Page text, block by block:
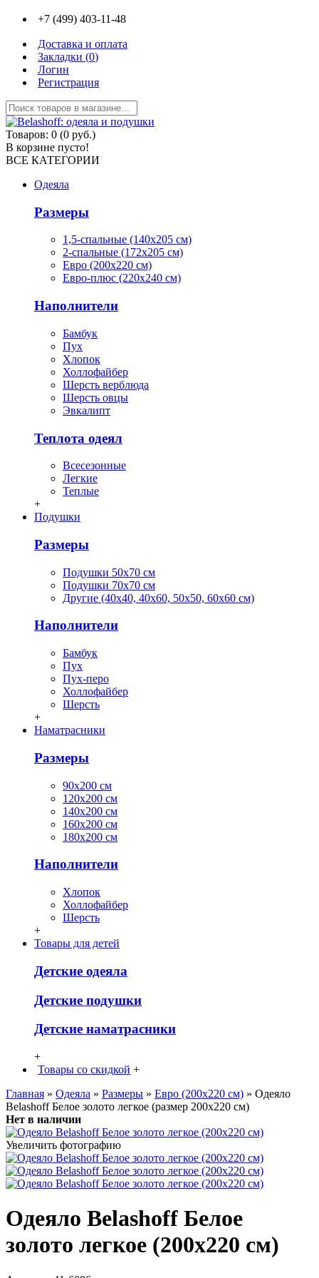
+7 (499) 403-11-48
Доставка и оплата
Закладки (0)
Логин
Регистрация
Товаров: 0 (0 руб.)
В корзине пусто!
ВСЕ КАТЕГОРИИ
Одеяла
Размеры
1,5-спальные (140х205 см)
2-спальные (172х205 см)
Евро (200х220 см)
Евро-плюс (220х240 см)
Наполнители
Бамбук
Пух
Хлопок
Холлофайбер
Шерсть верблюда
Шерсть овцы
Эвкалипт
Теплота одеял
Всесезонные
Легкие
Теплые
+
Подушки
Размеры
Подушки 50х70 см
Подушки 70х70 см
Другие (40х40, 40х60, 50х50, 60х60 см)
Наполнители
Бамбук
Пух
Пух-перо
Холлофайбер
Шерсть
+
Наматрасники
Размеры
90х200 см
120х200 см
140х200 см
160х200 см
180х200 см
Наполнители
Хлопок
Холлофайбер
Шерсть
+
Товары для детей
Детские одеяла
Детские подушки
Детские наматрасники
+
Товары со скидкой +
Главная » Одеяла » Размеры » Евро (200х220 см) » Одеяло
Belashoff Белое золото легкое (размер 200х220 см)
Нет в наличии
Увеличить фотографию
Одеяло Belashoff Белое
золото легкое (200х220 см)